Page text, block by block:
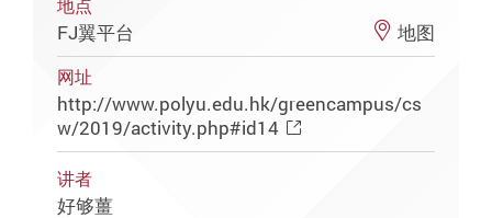
地点
FJ翼平台 地图
网址
http://www.polyu.edu.hk/greencampus/cs
w/2019/activity.php#id14
讲者
好够薑